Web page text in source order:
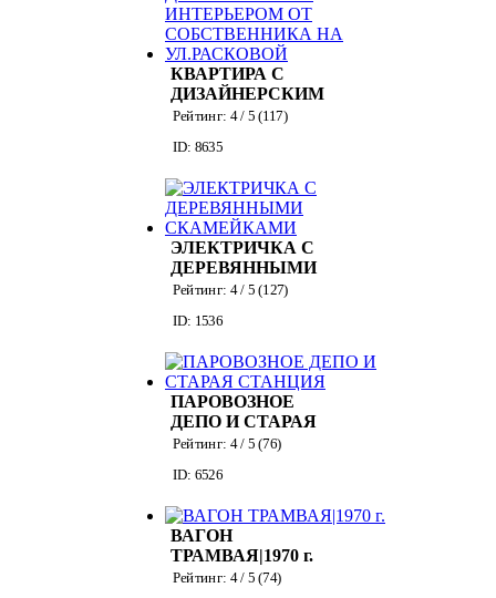
КВАРТИРА С
ДИЗАЙНЕРСКИМ
ИНТЕРЬЕРОМ ОТ
НА УЛ.РАСКОВОЙ
Рейтинг: 4/ 5 (117)
ID: 8635
ЭЛЕКТРИЧКА С
ДЕРЕВЯННЫМИ
СКАМЕЙКАМИ
Рейтинг: 4/ 5 (127)
ID: 1536
ПАРОВОЗНОЕ
ДЕПО И СТАРАЯ
СТАНЦИЯ
Рейтинг: 4/ 5 (76)
ID: 6526
ВАГОН
ТРАМВАЯ|1970 г.
Рейтинг: 4/ 5 (74)